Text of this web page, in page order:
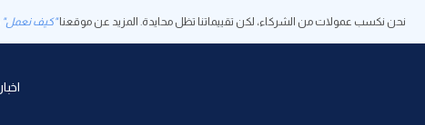
نحن نكسب عمولات من الشركاء، لكن تقييماتنا تظل محايدة. المزيد عن موقعنا"كيف نعمل"
اخبار